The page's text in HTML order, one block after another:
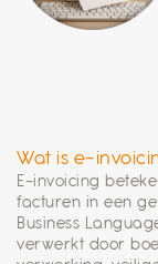
Wat is e-
E-invoicing
facturen in een
Business
verwerkt door